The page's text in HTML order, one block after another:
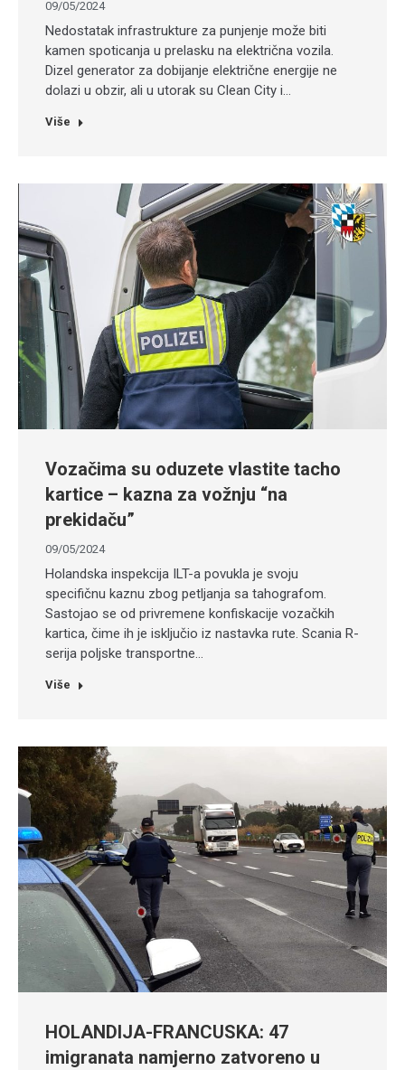
09/05/2024
Nedostatak infrastrukture za punjenje može biti
kamen spoticanja u prelasku na električna vozila.
Dizel generator za dobijanje električne energije ne
dolazi u obzir, ali u utorak su Clean City i…
Više
Vozačima su oduzete vlastite tacho
kartice – kazna za vožnju “na
prekidaču”
09/05/2024
Holandska inspekcija ILT-a povukla je svoju
specifičnu kaznu zbog petljanja sa tahografom.
Sastojao se od privremene konfiskacije vozačkih
kartica, čime ih je isključio iz nastavka rute. Scania R-
serija poljske transportne…
Više
HOLANDIJA-FRANCUSKA: 47
imigranata namjerno zatvoreno u